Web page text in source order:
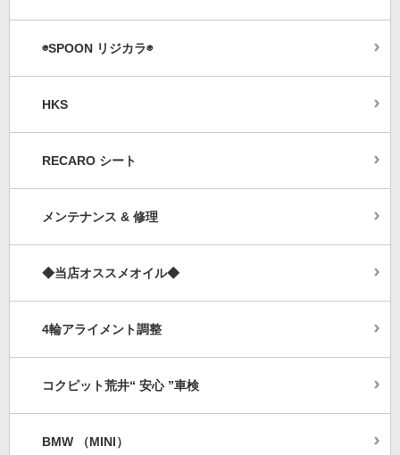
◉SPOON リジカラ◉
HKS
RECARO シート
メンテナンス & 修理
◆当店オススメオイル◆
4輪アライメント調整
コクピット荒井“ 安心 ”車検
BMW （MINI）